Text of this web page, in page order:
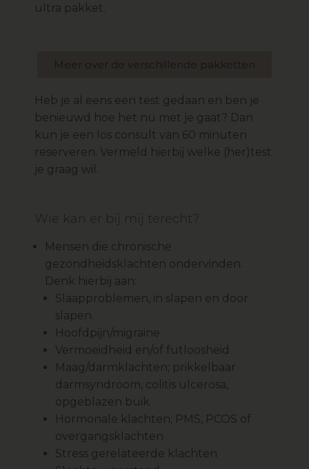
ultra pakket.
Meer over de verschillende pakketten
Heb je al eens een test gedaan en ben je
benieuwd hoe het nu met je gaat? Dan
kun je een los consult van 60 minuten
reserveren. Vermeld hierbij welke (her)test
je graag wil.
Wie kan er bij mij terecht?
Mensen die chronische
gezondheidsklachten ondervinden.
Denk hierbij aan:
Slaapproblemen, in slapen en door
slapen.
Hoofdpijn/migraine
Vermoeidheid en/of futloosheid
Maag/darmklachten; prikkelbaar
darmsyndroom, colitis ulcerosa,
opgeblazen buik
Hormonale klachten; PMS, PCOS of
overgangsklachten
Stress gerelateerde klachten